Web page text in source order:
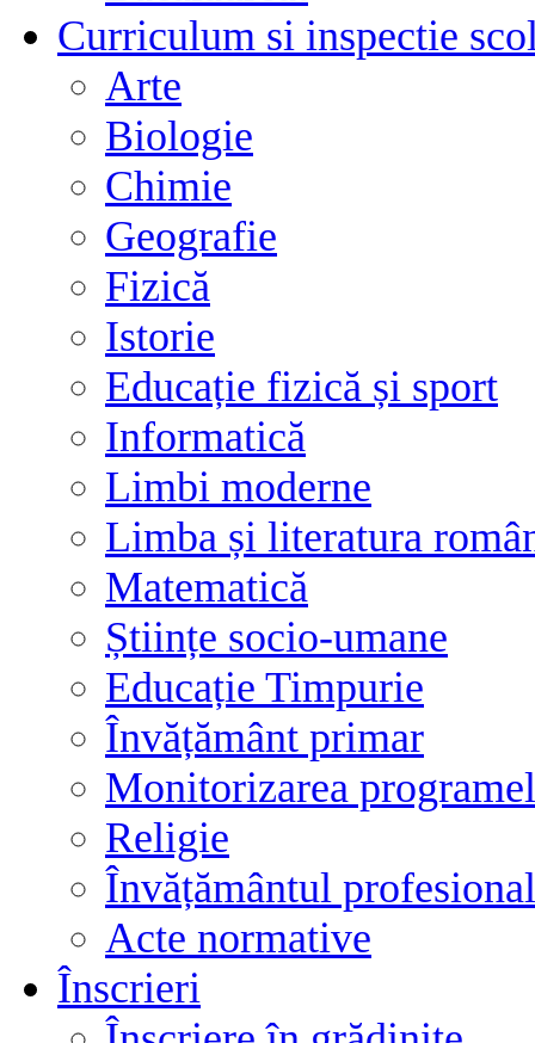
Curriculum si inspectie
Arte
Biologie
Chimie
Geografie
Fizică
Istorie
Educație fizică și sport
Informatică
Limbi moderne
Limba și literatura
Matematică
Științe socio-umane
Educație Timpurie
Învățământ primar
Monitorizarea
Religie
Învățământul
Acte normative
Înscrieri